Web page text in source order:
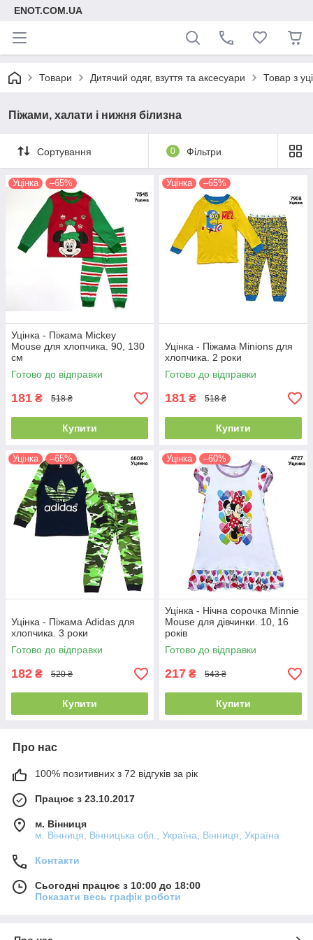
ENOT.COM.UA
Товари Дитячий одяг, взуття та аксесуари Товар з
Піжами, халати і нижня білизна
Сортування 0 Фільтри
Уцінка –65%
Уцінка - Піжама Mickey
Mouse для хлопчика. 90, 130
см
Готово до відправки
181 ₴ 518 ₴
Купити
Уцінка –65%
Уцінка - Піжама Minions для
хлопчика. 2 роки
Готово до відправки
181 ₴ 518 ₴
Купити
Уцінка –65%
Уцінка - Піжама Adidas для
хлопчика. 3 роки
Готово до відправки
182 ₴ 520 ₴
Купити
Уцінка –60%
Уцінка - Нічна сорочка Minnie
Mouse для дівчинки. 10, 16
років
Готово до відправки
217 ₴ 543 ₴
Купити
Про нас
100% позитивних з 72 відгуків за рік
Працює з 23.10.2017
м. Вінниця
м. Вінниця, Вінницька обл., Україна, Вінниця, Україна
Контакти
Сьогодні працює з 10:00 до 18:00
Показати весь графік роботи